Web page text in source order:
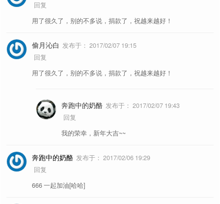
回复
用了很久了，别的不多说，捐款了，祝越来越好！
偷月沁白 发布于： 2017/02/07 19:15
回复
用了很久了，别的不多说，捐款了，祝越来越好！
奔跑中的奶酪 发布于： 2017/02/07 19:43
回复
我的荣幸，新年大吉~~
奔跑中的奶酪 发布于： 2017/02/06 19:29
回复
666 一起加油[哈哈]